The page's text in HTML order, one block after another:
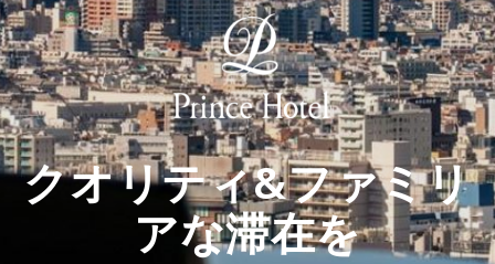
クオリティ&ファミリ
アな滞在を